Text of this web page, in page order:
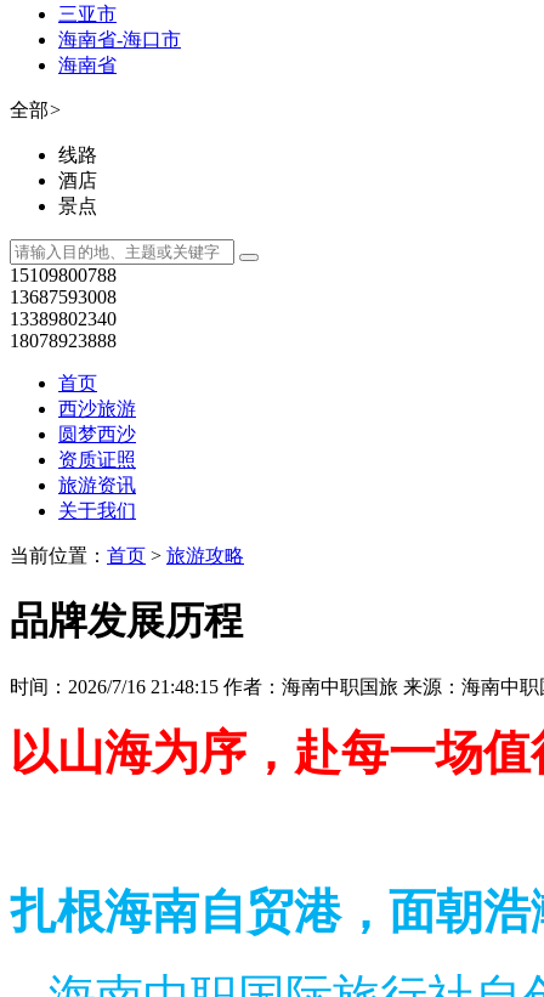
三亚市
海南省-海口市
海南省
全部>
线路
酒店
景点
15109800788
13687593008
13389802340
18078923888
首页
西沙旅游
圆梦西沙
资质证照
旅游资讯
关于我们
当前位置： 首页 > 旅游攻略
品牌发展历程
时间：2026/7/16 21:48:15 作者：海南中职国旅 来源：海南中职
以山海为序，赴每一场
扎根海南自贸港，面朝